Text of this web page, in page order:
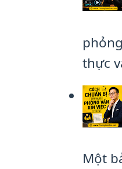
thực
Một